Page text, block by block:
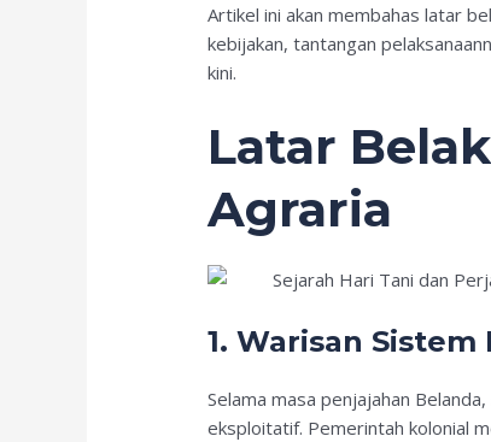
Artikel ini akan membahas latar
kebijakan, tantangan
kini.
Latar
Agraria
1. Warisan Sistem
Selama masa penjajahan
eksploitatif. Pemerintah kolonial